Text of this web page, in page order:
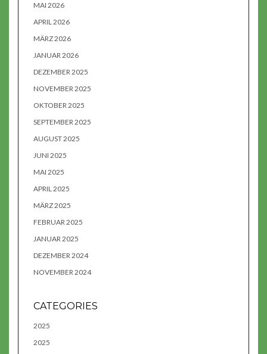
MAI 2026
APRIL 2026
MÄRZ 2026
JANUAR 2026
DEZEMBER 2025
NOVEMBER 2025
OKTOBER 2025
SEPTEMBER 2025
AUGUST 2025
JUNI 2025
MAI 2025
APRIL 2025
MÄRZ 2025
FEBRUAR 2025
JANUAR 2025
DEZEMBER 2024
NOVEMBER 2024
CATEGORIES
2025
2025